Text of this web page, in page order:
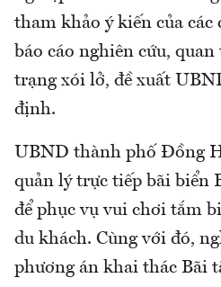
tham khảo ý kiến của các
báo cáo nghiên cứu,
trạng xói lở, đề xuất
định.
UBND thành phố Đồng
quản lý trực tiếp bãi biển
để phục vụ vui chơi tắm
du khách. Cùng với đó,
phương án khai thác Bãi